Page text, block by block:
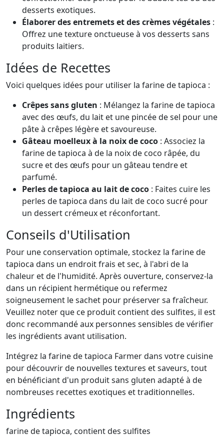
desserts exotiques.
Élaborer des entremets et des crèmes végétales :
Offrez une texture onctueuse à vos desserts sans
produits laitiers.
Idées de Recettes
Voici quelques idées pour utiliser la farine de tapioca :
Crêpes sans gluten : Mélangez la farine de tapioca
avec des œufs, du lait et une pincée de sel pour une
pâte à crêpes légère et savoureuse.
Gâteau moelleux à la noix de coco : Associez la
farine de tapioca à de la noix de coco râpée, du
sucre et des œufs pour un gâteau tendre et
parfumé.
Perles de tapioca au lait de coco : Faites cuire les
perles de tapioca dans du lait de coco sucré pour
un dessert crémeux et réconfortant.
Conseils d'Utilisation
Pour une conservation optimale, stockez la farine de
tapioca dans un endroit frais et sec, à l'abri de la
chaleur et de l'humidité. Après ouverture, conservez-la
dans un récipient hermétique ou refermez
soigneusement le sachet pour préserver sa fraîcheur.
Veuillez noter que ce produit contient des sulfites, il est
donc recommandé aux personnes sensibles de vérifier
les ingrédients avant utilisation.
Intégrez la farine de tapioca Farmer dans votre cuisine
pour découvrir de nouvelles textures et saveurs, tout
en bénéficiant d'un produit sans gluten adapté à de
nombreuses recettes exotiques et traditionnelles.
Ingrédients
farine de tapioca, contient des sulfites